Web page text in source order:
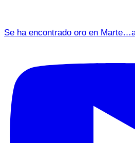
Se ha encontrado oro en